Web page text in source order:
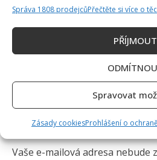
Správa 1808 prodejcůPřečtěte si více o
PŘÍJMOUT
Spravovat
Zásady cookiesProhlášení o
Napsat komentář
Vaše e-mailová adresa nebude